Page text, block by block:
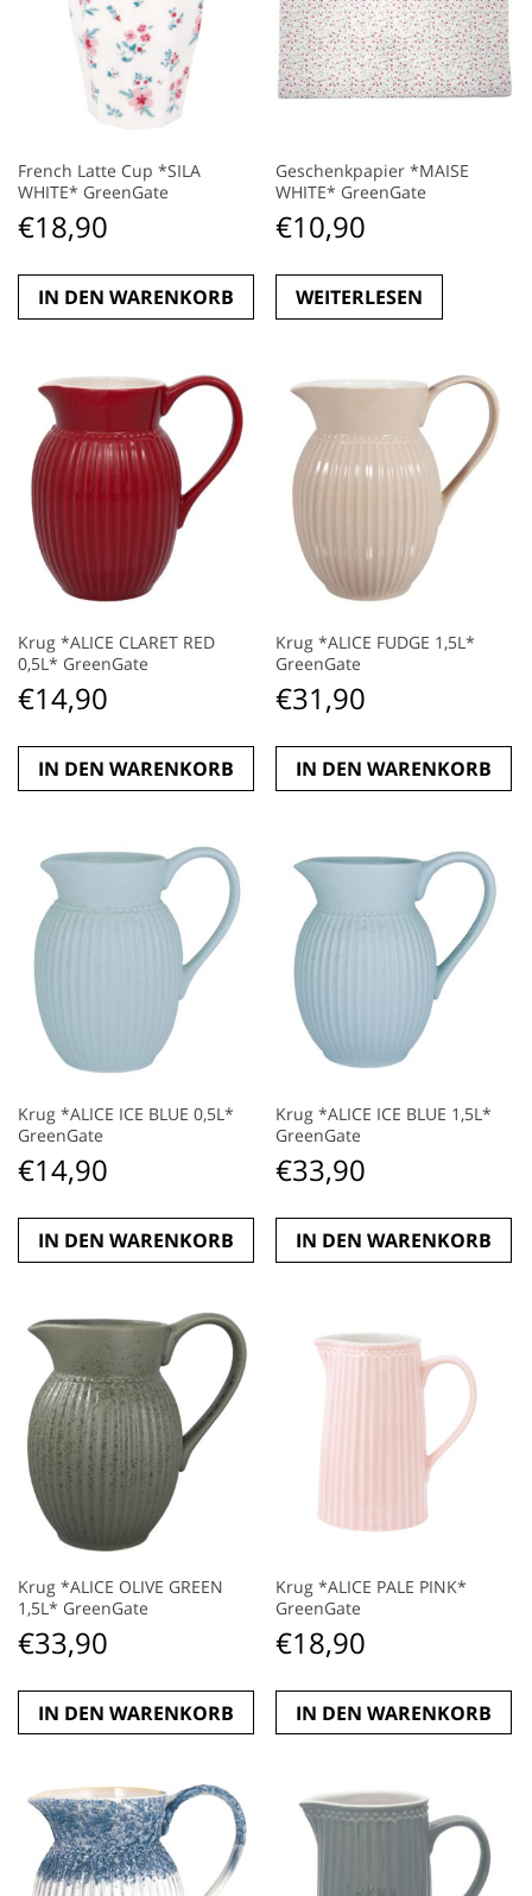
French Latte Cup *SILA
WHITE* GreenGate
€18,90
IN DEN WARENKORB
Geschenkpapier *MAISE
WHITE* GreenGate
€10,90
WEITERLESEN
Krug *ALICE CLARET RED
0,5L* GreenGate
€14,90
IN DEN WARENKORB
Krug *ALICE FUDGE 1,5L*
GreenGate
€31,90
IN DEN WARENKORB
Krug *ALICE ICE BLUE 0,5L*
GreenGate
€14,90
IN DEN WARENKORB
Krug *ALICE ICE BLUE 1,5L*
GreenGate
€33,90
IN DEN WARENKORB
Krug *ALICE OLIVE GREEN
1,5L* GreenGate
€33,90
IN DEN WARENKORB
Krug *ALICE PALE PINK*
GreenGate
€18,90
IN DEN WARENKORB